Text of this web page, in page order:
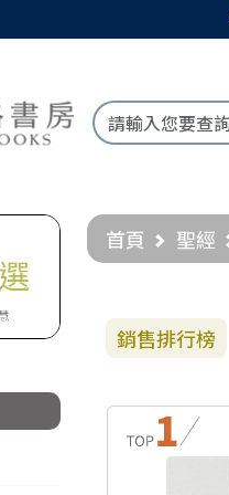
首頁 聖經
銷售排行榜